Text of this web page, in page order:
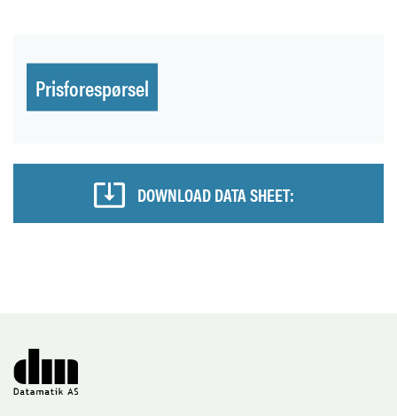
Prisforespørsel
DOWNLOAD DATA SHEET: